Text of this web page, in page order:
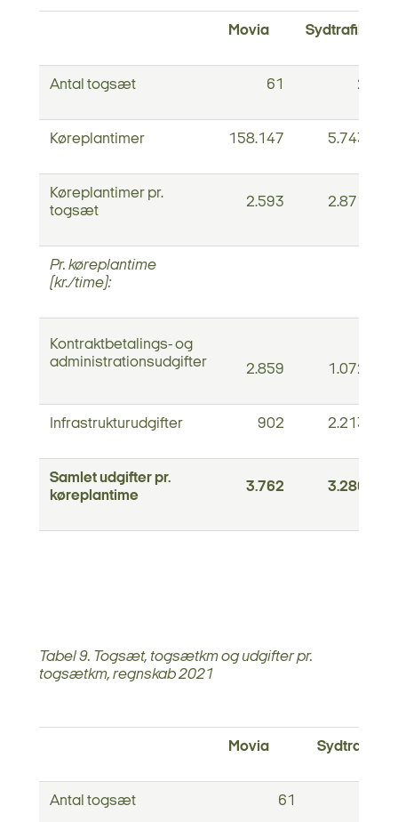
Movia Sydtrafik
Antal togsæt 61 2
Køreplantimer 158.147 5.743
Køreplantimer pr.
togsæt
2.593 2.871
Pr. køreplantime
(kr./time):
Kontraktbetalings- og
administrationsudgifter
2.859 1.072
Infrastrukturudgifter 902 2.213
Samlet udgifter pr.
køreplantime
3.762 3.286
Tabel 9. Togsæt, togsætkm og udgifter pr.
togsætkm, regnskab 2021
Movia Sydtrafik
Antal togsæt 61